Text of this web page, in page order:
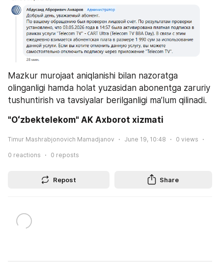
Mazkur murojaat aniqlanishi bilan nazoratga
olinganligi hamda holat yuzasidan abonentga zaruriy
tushuntirish va tavsiyalar berilganligi ma’lum qilinadi.
"Oʻzbektelekom" AK Axborot xizmati
Timur Mashrabjonovich Mamadjanov June 19, 10:48 0 views
0 reactions 0 reposts
Repost Share